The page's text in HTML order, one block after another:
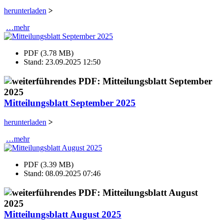
herunterladen >
…mehr
PDF (3.78 MB)
Stand: 23.09.2025 12:50
Mitteilungsblatt September 2025
herunterladen >
…mehr
PDF (3.39 MB)
Stand: 08.09.2025 07:46
Mitteilungsblatt August 2025